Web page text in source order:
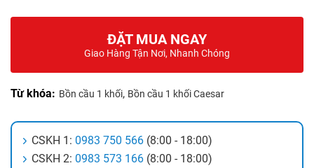
ĐẶT MUA NGAY
Giao Hàng Tận Nơi, Nhanh Chóng
Từ khóa: Bồn cầu 1 khối, Bồn cầu 1 khối Caesar
CSKH 1: 0983 750 566 (8:00 - 18:00)
CSKH 2: 0983 573 166 (8:00 - 18:00)